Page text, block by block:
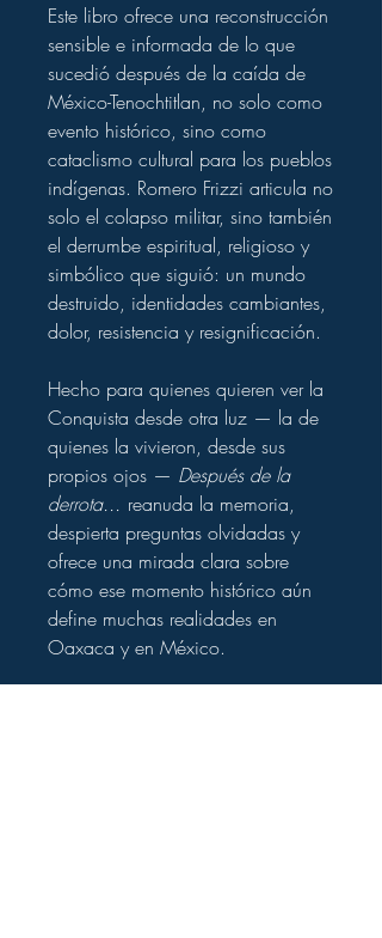
Este libro ofrece una reconstrucción
sensible e informada de lo que
sucedió después de la caída de
México-Tenochtitlan, no solo como
evento histórico, sino como
cataclismo cultural para los pueblos
indígenas. Romero Frizzi articula no
solo el colapso militar, sino también
el derrumbe espiritual, religioso y
simbólico que siguió: un mundo
destruido, identidades cambiantes,
dolor, resistencia y resignificación.
Hecho para quienes quieren ver la
Conquista desde otra luz — la de
quienes la vivieron, desde sus
propios ojos — Después de la
derrota... reanuda la memoria,
despierta preguntas olvidadas y
ofrece una mirada clara sobre
cómo ese momento histórico aún
define muchas realidades en
Oaxaca y en México.